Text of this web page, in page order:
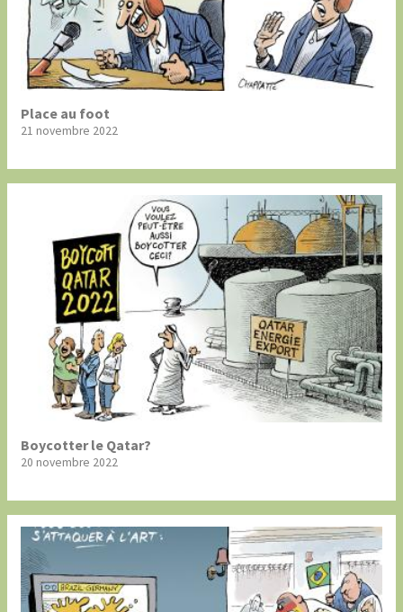
Place au foot
21 novembre 2022
Boycotter le Qatar?
20 novembre 2022